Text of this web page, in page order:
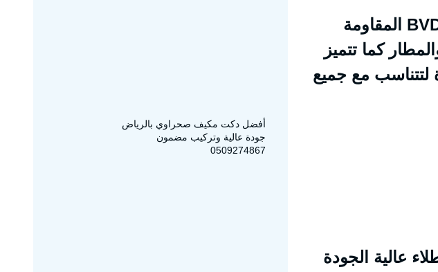
الكلادينج عبارة عن الواح من الالمنيوم المصقول المطلية بمادة BVDF المقاومة
كما تتميز
لتتناسب مع جميع
عالية الجودة
أفضل دكت مكيف صحراوي بالرياض
جودة عالية وتركيب مضمون
0509274867